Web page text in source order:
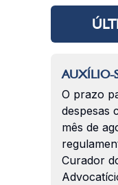
AUXÍLIO-
O prazo
despesas
mês de
Curador